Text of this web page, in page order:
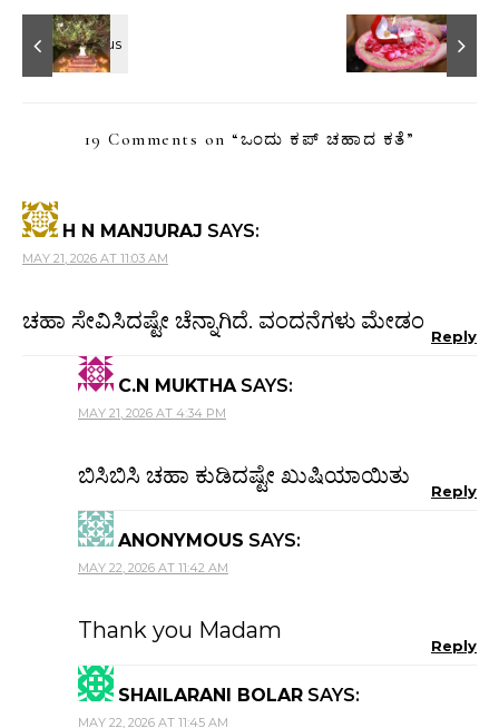
19 Comments on “ಒಂದು ಕಪ್ ಚಹಾದ ಕತೆ”
H N MANJURAJ SAYS:
MAY 21, 2026 AT 11:03 AM
ಚಹಾ ಸೇವಿಸಿದಷ್ಟೇ ಚೆನ್ನಾಗಿದೆ. ವಂದನೆಗಳು ಮೇಡಂ
Reply
C.N MUKTHA SAYS:
MAY 21, 2026 AT 4:34 PM
ಬಿಸಿಬಿಸಿ ಚಹಾ ಕುಡಿದಷ್ಟೇ ಖುಷಿಯಾಯಿತು
Reply
ANONYMOUS SAYS:
MAY 22, 2026 AT 11:42 AM
Thank you Madam
Reply
SHAILARANI BOLAR SAYS:
MAY 22, 2026 AT 11:45 AM